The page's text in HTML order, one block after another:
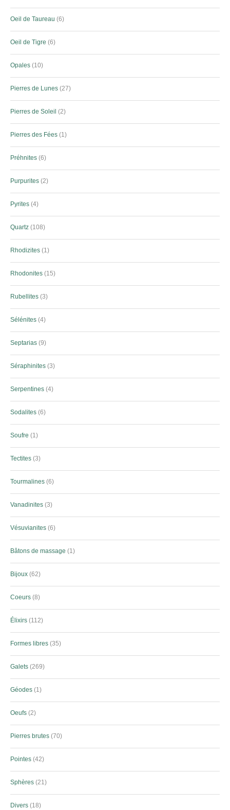
Oeil de Taureau 6
Oeil de Tigre 6
Opales 10
Pierres de Lunes 27
Pierres de Soleil 2
Pierres des Fées 1
Préhnites 6
Purpurites 2
Pyrites 4
Quartz 108
Rhodizites 1
Rhodonites 15
Rubellites 3
Sélénites 4
Septarias 9
Séraphinites 3
Serpentines 4
Sodalites 6
Soufre 1
Tectites 3
Tourmalines 6
Vanadinites 3
Vésuvianites 6
Bâtons de massage 1
Bijoux 62
Coeurs 8
Élixirs 112
Formes libres 35
Galets 269
Géodes 1
Oeufs 2
Pierres brutes 70
Pointes 42
Sphères 21
Divers 18